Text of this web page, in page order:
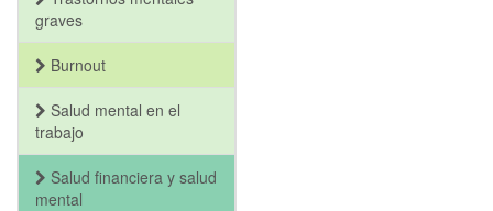
graves
Burnout
Salud mental en el
trabajo
Salud financiera y salud
mental